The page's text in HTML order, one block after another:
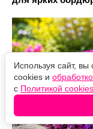
Используя сайт,
cookies и
с Политикой cookies